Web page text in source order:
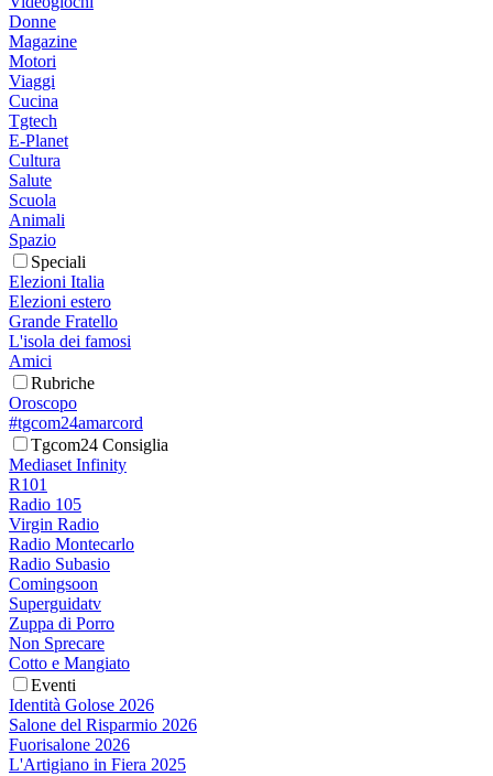
Donne
Magazine
Motori
Viaggi
Cucina
Tgtech
E-Planet
Cultura
Salute
Scuola
Animali
Spazio
Speciali
Elezioni Italia
Elezioni estero
Grande Fratello
L'isola dei famosi
Amici
Rubriche
Oroscopo
#tgcom24amarcord
Tgcom24 Consiglia
Mediaset Infinity
R101
Radio 105
Virgin Radio
Radio Montecarlo
Radio Subasio
Comingsoon
Superguidatv
Zuppa di Porro
Non Sprecare
Cotto e Mangiato
Eventi
Identità Golose 2026
Salone del Risparmio 2026
Fuorisalone 2026
L'Artigiano in Fiera 2025